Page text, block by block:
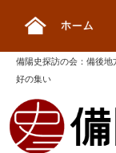
備陽史探訪の会 ： 備後地
好の集い